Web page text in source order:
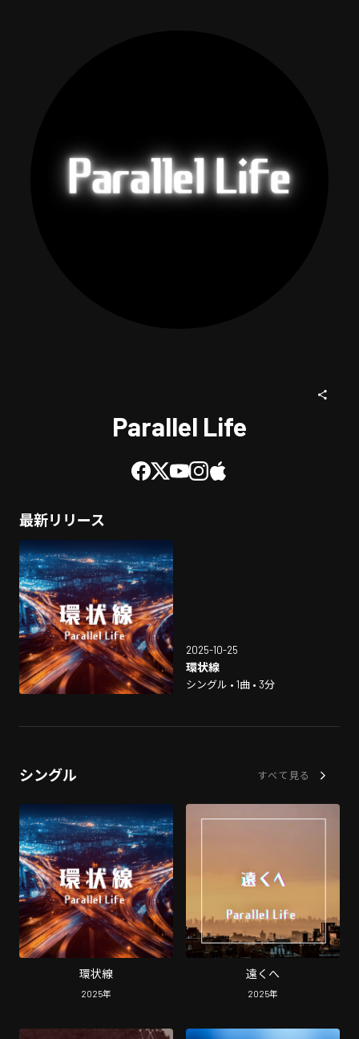
Parallel Life
最新リリース
2025-10-25
環状線
シングル • 1曲 • 3分
シングル すべて見る
環状線
2025年
遠くへ
2025年